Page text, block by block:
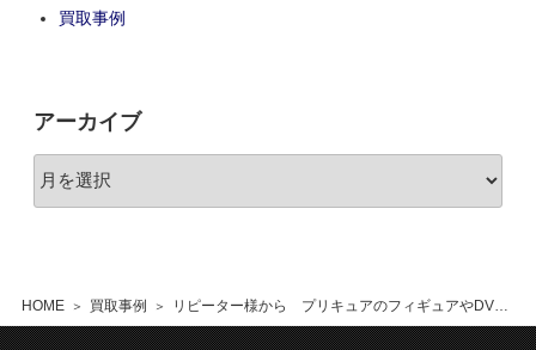
HOME 買取事例 リピーター様から プリキュアのフィギュアやDVD他漫画全巻、ロボット玩具等段ボール13箱分 川越市 出張買取
買取事例
アーカイブ